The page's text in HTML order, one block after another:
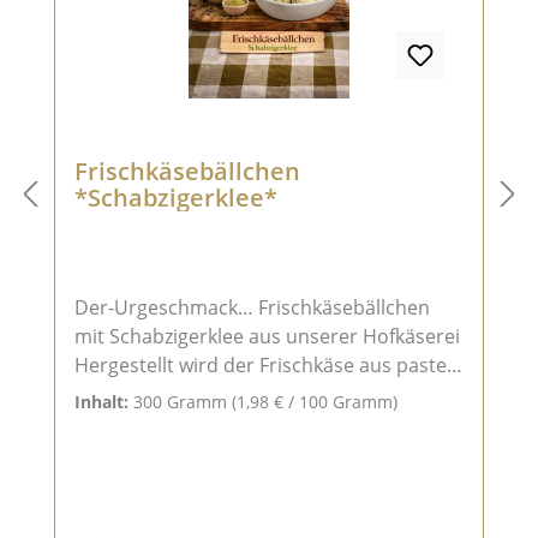
Frischkäsebällchen
*Schabzigerklee*
Der-Urgeschmack… Frischkäsebällchen
mit Schabzigerklee aus unserer Hofkäserei
Hergestellt wird der Frischkäse aus pasteu
risierter Bioland-
Inhalt: 300 Gramm (1,98 € / 100 Gramm)